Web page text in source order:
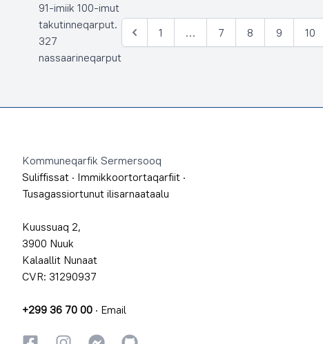
91-imiik 100-imut
takutinneqarput.
327
nassaarineqarput
Siulia
1 … 7 8 9 10
Kommuneqarfik Sermersooq
Suliffissat · Immikkoortortaqarfiit ·
Tusagassiortunut ilisarnaataalu
Kuussuaq 2,
3900 Nuuk
Kalaallit Nunaat
CVR: 31290937
+299 36 70 00 · Email